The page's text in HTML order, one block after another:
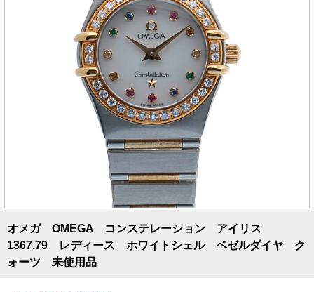
オメガ OMEGA コンステレーション アイリス
1367.79 レディース ホワイトシェル ベゼルダイヤ ク
ォーツ 未使用品